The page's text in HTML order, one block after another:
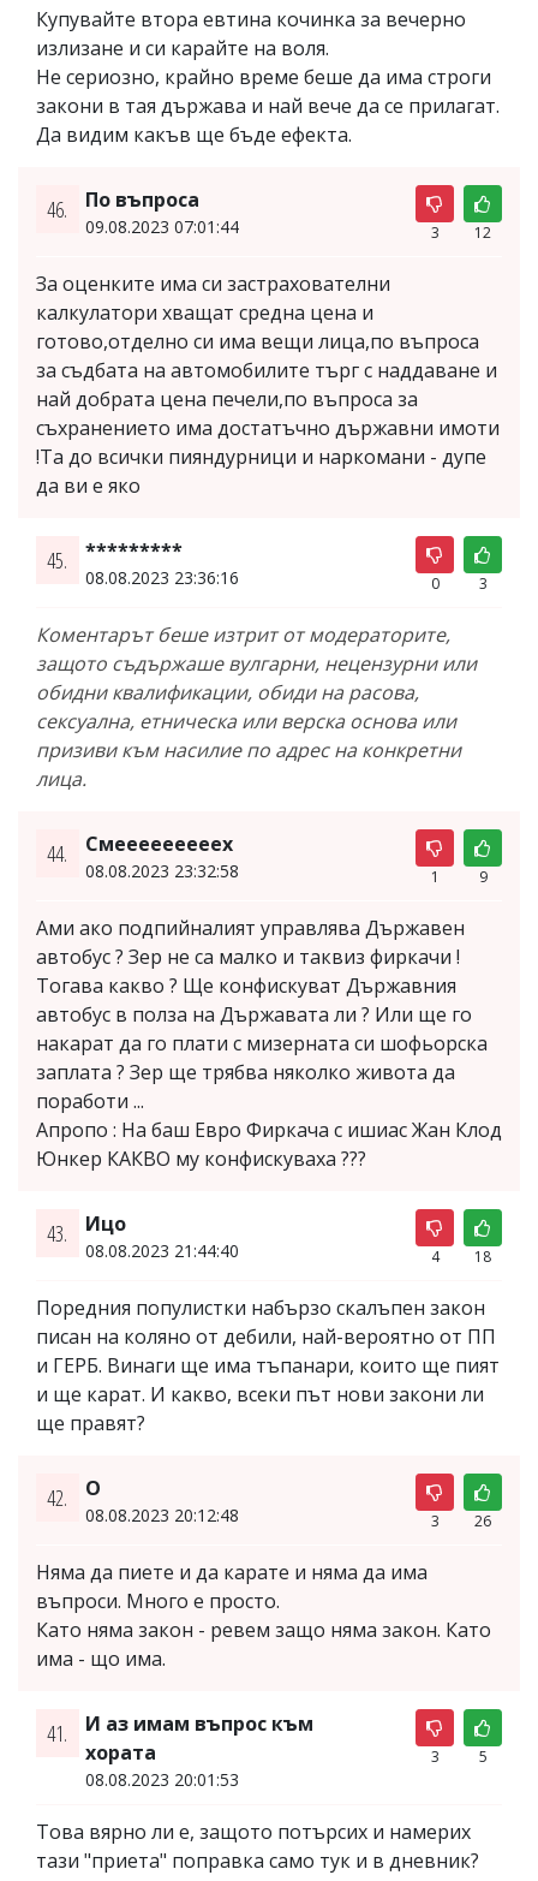
Купувайте втора евтина кочинка за вечерно
излизане и си карайте на воля.
Не сериозно, крайно време беше да има строги
закони в тая държава и най вече да се прилагат.
Да видим какъв ще бъде ефекта.
46. По въпроса
09.08.2023 07:01:44 3 12
За оценките има си застрахователни
калкулатори хващат средна цена и
готово,отделно си има вещи лица,по въпроса
за съдбата на автомобилите търг с наддаване и
най добрата цена печели,по въпроса за
съхранението има достатъчно държавни имоти
!Та до всички пияндурници и наркомани - дупе
да ви е яко
45. *********
08.08.2023 23:36:16 0 3
Коментарът беше изтрит от модераторите,
защото съдържаше вулгарни, нецензурни или
обидни квалификации, обиди на расова,
сексуална, етническа или верска основа или
призиви към насилие по адрес на конкретни
лица.
44. Смееееееееех
08.08.2023 23:32:58 1 9
Ами ако подпийналият управлява Държавен
автобус ? Зер не са малко и таквиз фиркачи !
Тогава какво ? Ще конфискуват Държавния
автобус в полза на Държавата ли ? Или ще го
накарат да го плати с мизерната си шофьорска
заплата ? Зер ще трябва няколко живота да
поработи ...
Апропо : На баш Евро Фиркача с ишиас Жан Клод
Юнкер КАКВО му конфискуваха ???
43. Ицо
08.08.2023 21:44:40 4 18
Поредния популистки набързо скалъпен закон
писан на коляно от дебили, най-вероятно от ПП
и ГЕРБ. Винаги ще има тъпанари, които ще пият
и ще карат. И какво, всеки път нови закони ли
ще правят?
42. О
08.08.2023 20:12:48 3 26
Няма да пиете и да карате и няма да има
въпроси. Много е просто.
Като няма закон - ревем защо няма закон. Като
има - що има.
41.
И аз имам въпрос към
хората
08.08.2023 20:01:53
3 5
Това вярно ли е, защото потърсих и намерих
тази "приета" поправка само тук и в дневник?